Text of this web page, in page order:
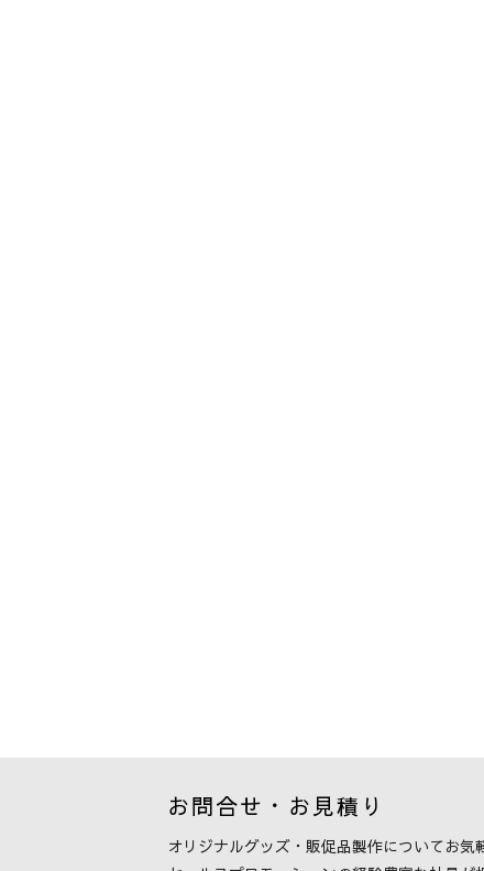
お問合せ・お見積り
オリジナルグッズ・販促品製作についてお気